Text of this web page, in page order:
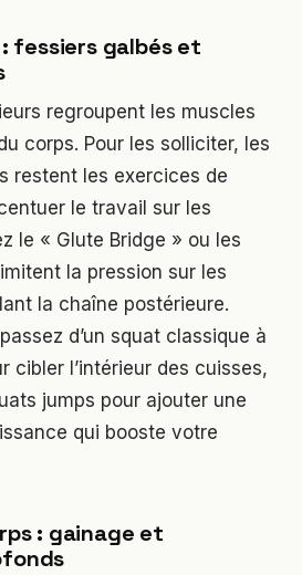
fessiers galbés et
regroupent les muscles
corps. Pour les solliciter, les
restent les exercices de
le travail sur les
le « Glute Bridge » ou les
la pression sur les
la chaîne postérieure.
d’un squat classique à
cibler l’intérieur des cuisses,
jumps pour ajouter une
qui booste votre
: gainage et